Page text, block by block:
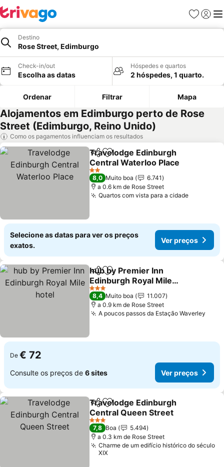
Favoritos
Iniciar
Destino
Rose Street, Edimburgo
Check-in/out
Escolha as datas
Hóspedes e quartos
2 hóspedes, 1 quarto.
Ordenar Filtrar Mapa
Alojamentos em Edimburgo perto de Rose
Street (Edimburgo, Reino Unido)
Como os pagamentos influenciam os resultados
PartilharAdicionar aos favoritos
Travelodge Edinburgh
Central Waterloo Place
2 Estrelas
8,0 Muito boa
6.741
a 0.6 km de Rose Street
Quartos com vista para a cidade
Selecione as datas para ver os preços
exatos.
Ver preços
PartilharAdicionar aos favoritos
hub by Premier Inn
Edinburgh Royal Mile
hotel
3 Estrelas
8,4 Muito boa
11.007
a 0.9 km de Rose Street
A poucos passos da Estação Waverley
De € 72
Consulte os preços de 6 sites Ver preços
PartilharAdicionar aos favoritos
Travelodge Edinburgh
Central Queen Street
3 Estrelas
7,8 Boa
5.494
a 0.3 km de Rose Street
Charme de um edifício histórico do século
XIX